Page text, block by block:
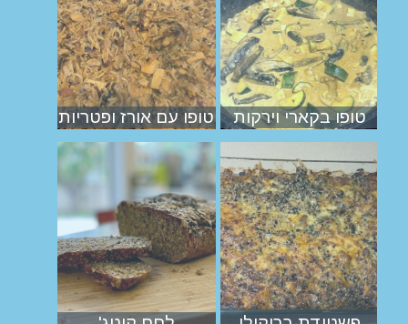
טופו בקארי וירקות טופו עם אורז ופטריות